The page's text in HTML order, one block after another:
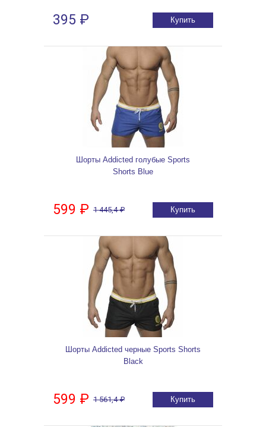
395 ₽ Купить
Шорты Addicted голубые Sports
Shorts Blue
599 ₽ 1 445,4 ₽ Купить
Шорты Addicted черные Sports Shorts
Black
599 ₽ 1 561,4 ₽ Купить